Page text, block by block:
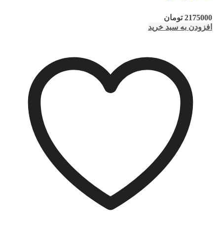
2175000 تومان
افزودن به سبد خرید